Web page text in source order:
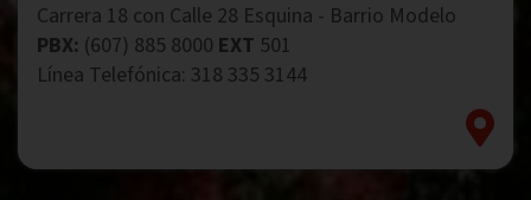
Carrera 18 con Calle 28 Esquina - Barrio Modelo
PBX: (607) 885 8000 EXT 501
Línea Telefónica: 318 335 3144